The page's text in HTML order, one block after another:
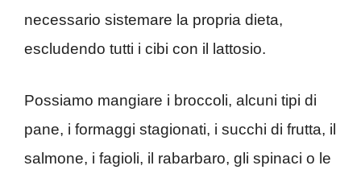
necessario sistemare la propria dieta,
escludendo tutti i cibi con il lattosio.
Possiamo mangiare i broccoli, alcuni tipi di
pane, i formaggi stagionati, i succhi di frutta, il
salmone, i fagioli, il rabarbaro, gli spinaci o le